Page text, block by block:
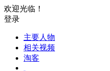
欢迎光临！
登录
主要人物
相关视频
淘客